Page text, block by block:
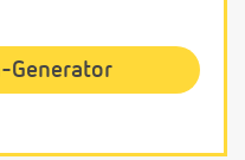
Generator